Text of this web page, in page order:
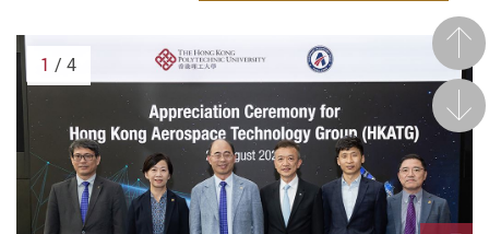
前
後一
1 / 4